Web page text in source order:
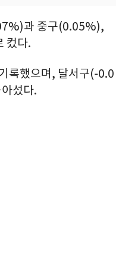
과 중구(0.05%),
컸다.
록했으며, 달서구(-0.0
섰다.